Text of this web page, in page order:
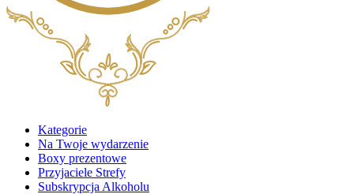
Kategorie
Na Twoje wydarzenie
Boxy prezentowe
Przyjaciele Strefy
Subskrypcja Alkoholu